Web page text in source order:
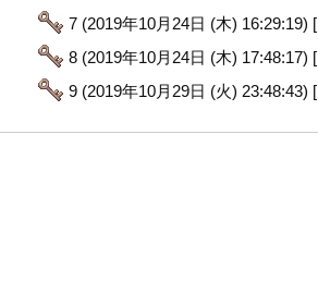
7 (2019年10月24日 (木) 16:29:19) [
8 (2019年10月24日 (木) 17:48:17) [
9 (2019年10月29日 (火) 23:48:43) [